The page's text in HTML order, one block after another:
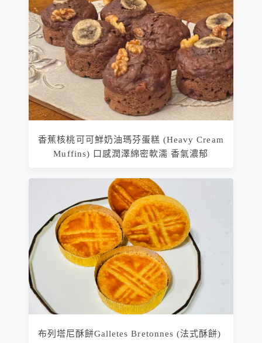
香蕉核桃可可鮮奶油瑪芬蛋糕 (Heavy Cream
Muffins) 口感潤澤綿密軟濡 香氣濃郁
布列塔尼酥餅Galletes Bretonnes (法式酥餅)